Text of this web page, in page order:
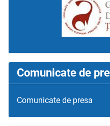
Comunicate de
Comunicate de presa